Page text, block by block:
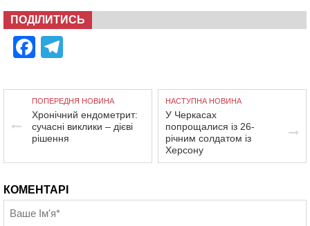
ПОДІЛИТИСЬ
Facebook
ПОПЕРЕДНЯ НОВИНА
Хронічний ендометрит:
сучасні виклики – дієві
рішення
НАСТУПНА НОВИНА
У Черкасах
попрощалися із 26-
річним солдатом із
Херсону
КОМЕНТАРІ